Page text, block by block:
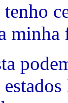
minha